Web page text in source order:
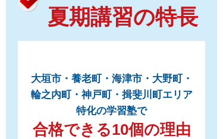
夏期講習の特⾧
大垣市・養老町・海津市・大野町・
輪之内町・神戸町・揖斐川町エリア
特化の学習塾で
合格できる10個の理由